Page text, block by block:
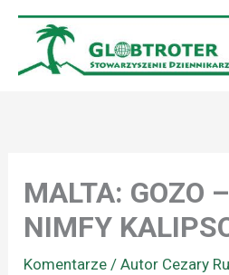
Przejdź
treści
MALTA: GOZO
NIMFY
Komentarze / Autor Cezary